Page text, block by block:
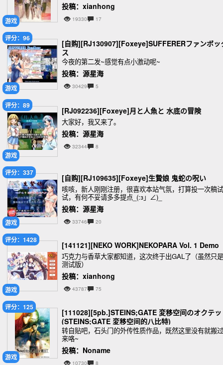
游戏
投稿：xianhong
19330 17
游戏
评分：96
[自购][RJ130907][Foxeye]SUFFERERファンボッ
ス
今夜的第二发~感觉有点小激动呢~
投稿：源星海
30429 5
游戏
评分：89
[RJ092236][Foxeye]月と人魚と 水底の冒険
大家好，我又来了。
投稿：源星海
32344 8
游戏
评分：337
[自购][RJ109635][Foxeye]生贄娘 鬼蛇の呪い
咳咳，新人刚刚注册，很喜欢本站气氛，打算投一次稿试
试，有何不妥请多多提点_(:з」∠)_
投稿：源星海
33746 20
游戏
评分：1428
[141121][NEKO WORK]NEKOPARA Vol. 1 Demo
巧克力与香草大家都知道，这次终于出GAL了（虽然只是
测试版）
投稿：xianhong
43787 75
游戏
评分：125
[111028][5pb.]STEINS;GATE 変移空间のオクテ
(STEINS;GATE 変移空间的八比特)
转自贴吧，石头门的外传性质作品，既然这里没有就搬过
来咯~
投稿：Noname
10730 8